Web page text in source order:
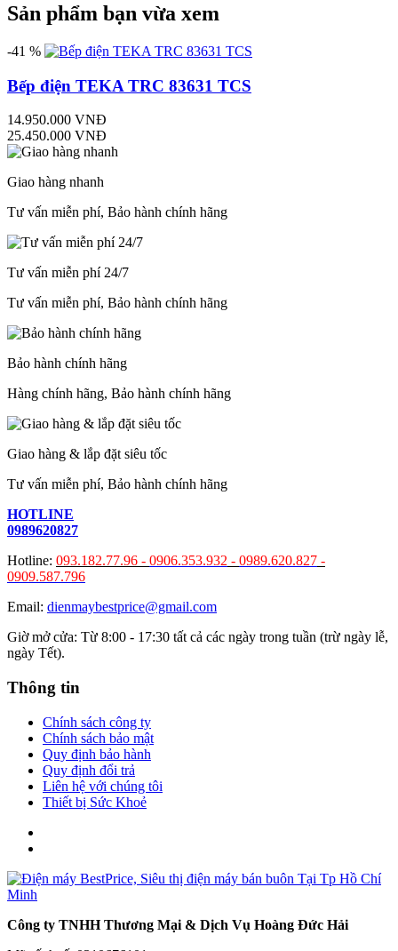
Sản phẩm bạn vừa xem
-41 %
Bếp điện TEKA TRC 83631 TCS
14.950.000 VNĐ
25.450.000 VNĐ
Giao hàng nhanh
Tư vấn miễn phí, Bảo hành chính hãng
Tư vấn miễn phí 24/7
Tư vấn miễn phí, Bảo hành chính hãng
Bảo hành chính hãng
Hàng chính hãng, Bảo hành chính hãng
Giao hàng & lắp đặt siêu tốc
Tư vấn miễn phí, Bảo hành chính hãng
HOTLINE
0989620827
Hotline: 093.182.77.96 - 0906.353.932 - 0989.620.827 -
0909.587.796
Email: dienmaybestprice@gmail.com
Giờ mở cửa: Từ 8:00 - 17:30 tất cả các ngày trong tuần (trừ ngày lễ,
ngày Tết).
Thông tin
Chính sách công ty
Chính sách bảo mật
Quy định bảo hành
Quy định đổi trả
Liên hệ với chúng tôi
Thiết bị Sức Khoẻ
Công ty TNHH Thương Mại & Dịch Vụ Hoàng Đức Hải